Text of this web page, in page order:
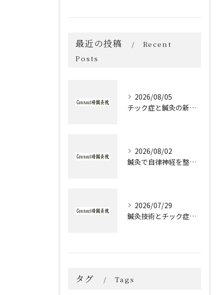
最近の投稿
Recent
Posts
2026/08/05
チック症と鍼灸の新作治療体験談とセルフケア実践ガイド
2026/08/02
鍼灸で自律神経を整える発達障害のための実践アプローチ
2026/07/29
鍼灸技術とチック症治療の実際と大阪府大阪市城東区森之宮で選ぶ理由
タグ Tags